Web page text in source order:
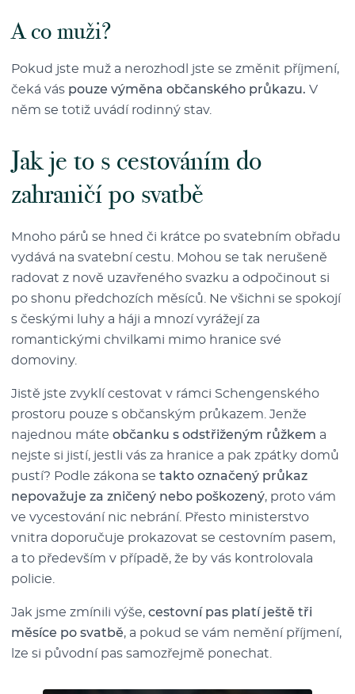
A co muži?
Pokud jste muž a nerozhodl jste se změnit příjmení,
čeká vás pouze výměna občanského průkazu. V
něm se totiž uvádí rodinný stav.
Jak je to s cestováním do
zahraničí po svatbě
Mnoho párů se hned či krátce po svatebním obřadu
vydává na svatební cestu. Mohou se tak nerušeně
radovat z nově uzavřeného svazku a odpočinout si
po shonu předchozích měsíců. Ne všichni se spokojí
s českými luhy a háji a mnozí vyrážejí za
romantickými chvilkami mimo hranice své
domoviny.
Jistě jste zvyklí cestovat v rámci Schengenského
prostoru pouze s občanským průkazem. Jenže
najednou máte občanku s odstřiženým růžkem a
nejste si jistí, jestli vás za hranice a pak zpátky domů
pustí? Podle zákona se takto označený průkaz
nepovažuje za zničený nebo poškozený, proto vám
ve vycestování nic nebrání. Přesto ministerstvo
vnitra doporučuje prokazovat se cestovním pasem,
a to především v případě, že by vás kontrolovala
policie.
Jak jsme zmínili výše, cestovní pas platí ještě tři
měsíce po svatbě, a pokud se vám nemění příjmení,
lze si původní pas samozřejmě ponechat.